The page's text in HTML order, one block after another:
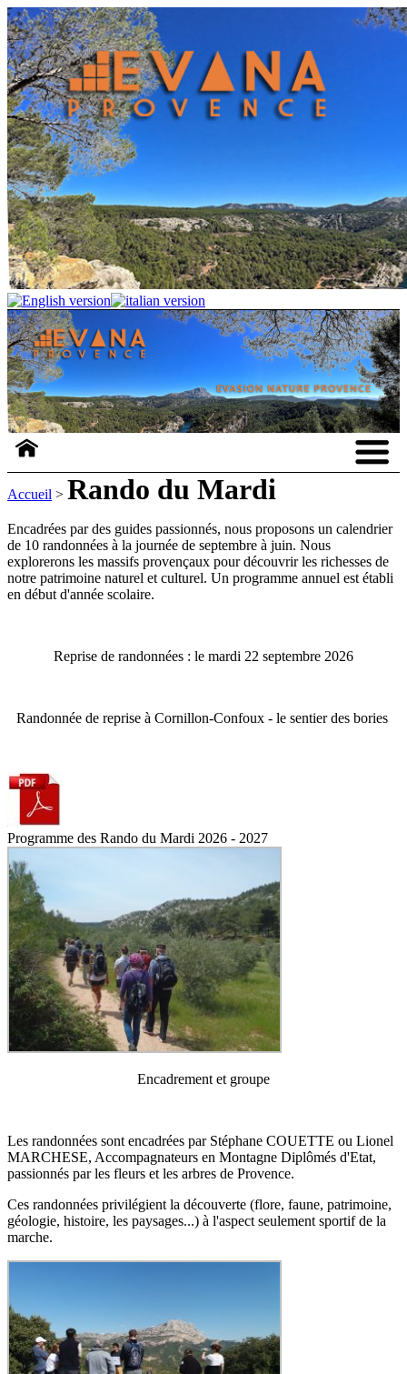
Accueil > Rando du Mardi
Encadrées par des guides passionnés, nous proposons un calendrier
de 10 randonnées à la journée de septembre à juin. Nous
explorerons les massifs provençaux pour découvrir les richesses de
notre patrimoine naturel et culturel. Un programme annuel est établi
en début d'année scolaire.
Reprise de randonnées : le mardi 22 septembre 2026
Randonnée de reprise à Cornillon-Confoux - le sentier des bories
Programme des Rando du Mardi 2026 - 2027
Encadrement et groupe
Les randonnées sont encadrées par Stéphane COUETTE ou Lionel
MARCHESE, Accompagnateurs en Montagne Diplômés d'Etat,
passionnés par les fleurs et les arbres de Provence.
Ces randonnées privilégient la découverte (flore, faune, patrimoine,
géologie, histoire, les paysages...) à l'aspect seulement sportif de la
marche.